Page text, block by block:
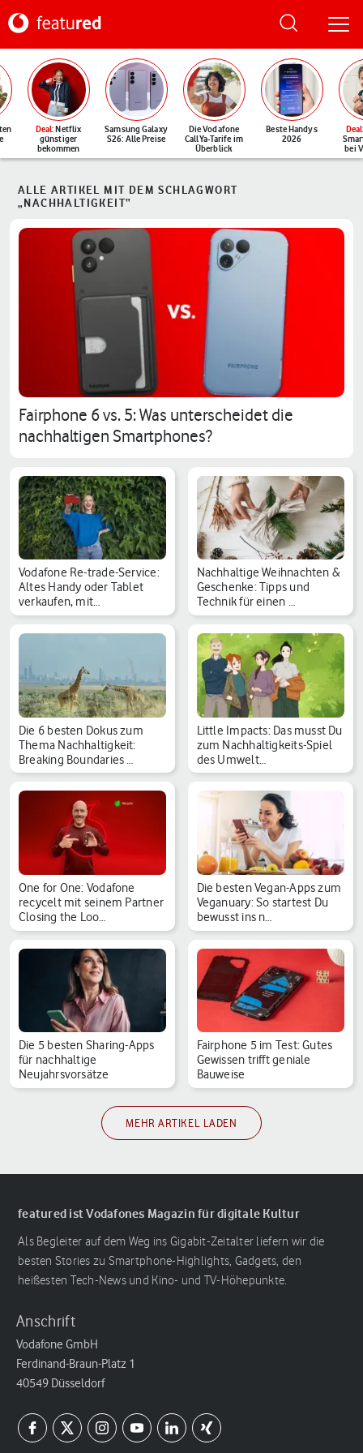
Deal: Netflix
günstiger
bekommen
Samsung Galaxy
S26: Alle Preise
Die Vodafone
CallYa-Tarife im
Überblick
Beste Handys
2026
Deal
bei
ALLE ARTIKEL MIT DEM SCHLAGWORT
„NACHHALTIGKEIT“
Fairphone 6 vs. 5: Was unterscheidet die
nachhaltigen Smartphones?
Vodafone Re-trade-Service:
Altes Handy oder Tablet
verkaufen, mit…
Nachhaltige Weihnachten &
Geschenke: Tipps und
Technik für einen …
Die 6 besten Dokus zum
Thema Nachhaltigkeit:
Breaking Boundaries …
Little Impacts: Das musst Du
zum Nachhaltigkeits-Spiel
des Umwelt…
One for One: Vodafone
recycelt mit seinem Partner
Closing the Loo…
Die besten Vegan-Apps zum
Veganuary: So startest Du
bewusst ins n…
Die 5 besten Sharing-Apps
für nachhaltige
Neujahrsvorsätze
Fairphone 5 im Test: Gutes
Gewissen trifft geniale
Bauweise
MEHR ARTIKEL LADEN
featured ist Vodafones Magazin für digitale Kultur
Als Begleiter auf dem Weg ins Gigabit-Zeitalter liefern wir die
besten Stories zu Smartphone-Highlights, Gadgets, den
heißesten Tech-News und Kino- und TV-Höhepunkte.
Anschrift
Vodafone GmbH
Ferdinand-Braun-Platz 1
40549 Düsseldorf